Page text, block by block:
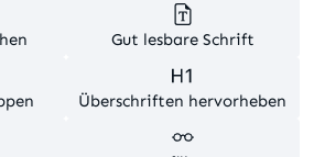
Rechte vorbehalten. Theme by
TC-InnovationsGut lesbare Schrift
Überschriften hervorheben
Cookies, um eine bestmögliche
können.